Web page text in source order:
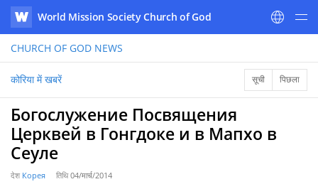
WATV
World Mission Society Church of God
CHURCH OF GOD NEWS
कोरिया में खबरें सूची पिछला
Богослужение Посвящения
Церквей в Гонгдоке и в Мапхо в
Сеуле
देश Корея तिथि04/मार्च/2014